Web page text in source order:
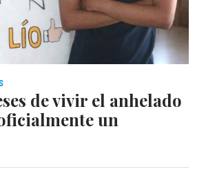
de vivir el anhelado
un